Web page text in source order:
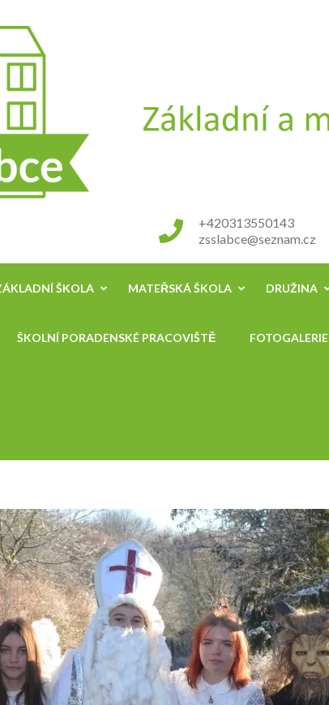
+420313550143
zsslabce@seznam.cz
ŠKOLA MATEŘSKÁ ŠKOLA DRUŽINA
ŠKOLNÍ PORADENSKÉ PRACOVIŠTĚ FOTOGALERIE